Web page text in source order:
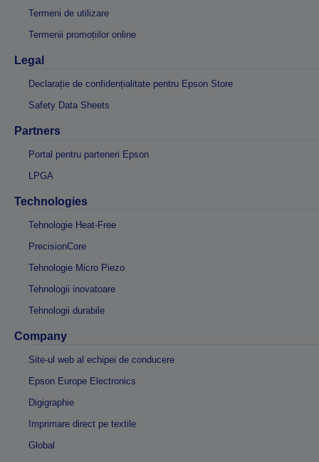
Termeni de utilizare
Termenii promoțiilor online
Legal
Declarație de confidențialitate pentru Epson Store
Safety Data Sheets
Partners
Portal pentru parteneri Epson
LPGA
Technologies
Tehnologie Heat-Free
PrecisionCore
Tehnologie Micro Piezo
Tehnologii inovatoare
Tehnologii durabile
Company
Site-ul web al echipei de conducere
Epson Europe Electronics
Digigraphie
Imprimare direct pe textile
Global